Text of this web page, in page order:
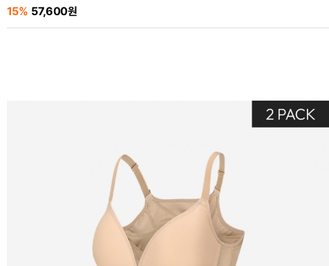
15% 57,600원